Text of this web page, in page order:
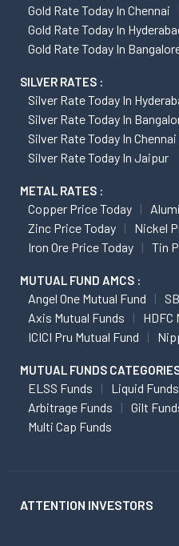
Gold Rate Today In Chennai
Gold Rate Today In
Gold Rate Today In
SILVER RATES :
Silver Rate Today In
Silver Rate Today In
Silver Rate Today In Chennai
Silver Rate Today In Jaipur
METAL RATES :
Copper Price Today
Zinc Price Today
Nickel
Iron Ore Price Today
Tin
MUTUAL FUND AMCS :
Angel One Mutual Fund
Axis Mutual Funds
HDFC
ICICI Pru Mutual Fund
MUTUAL FUNDS
ELSS Funds Liquid Funds
Arbitrage Funds
Gilt
Multi Cap Funds
ATTENTION INVESTORS